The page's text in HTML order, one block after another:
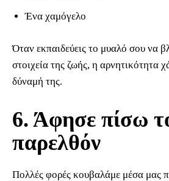
Ένα χαμόγελο
Όταν εκπαιδεύεις το μυαλό σου να
στοιχεία της ζωής, η αρνητικότητα
δύναμή της.
6. Άφησε πίσω
παρελθόν
Πολλές φορές κουβαλάμε μέσα μας